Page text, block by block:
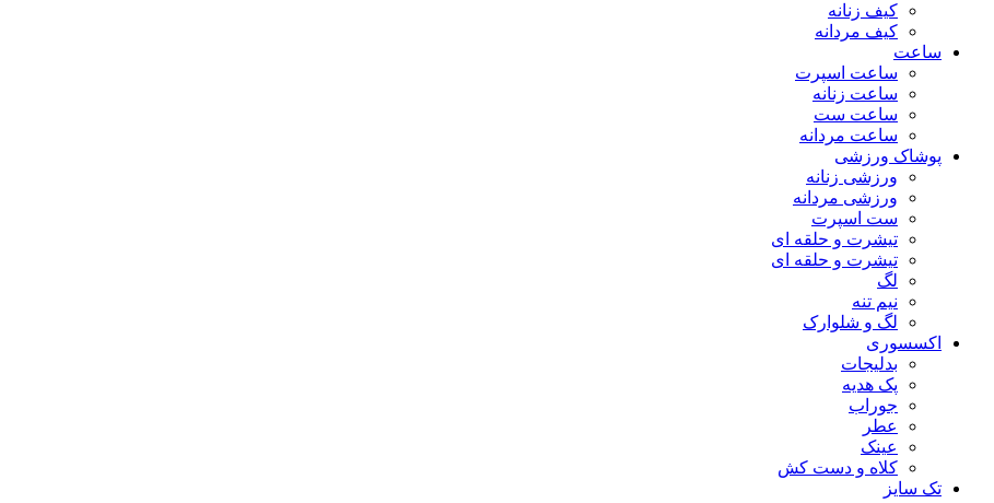
کیف زنانه
کیف مردانه
ساعت
ساعت اسپرت
ساعت زنانه
ساعت ست
ساعت مردانه
پوشاک ورزشی
ورزشی زنانه
ورزشی مردانه
ست اسپرت
تیشرت و حلقه ای
تیشرت و حلقه ای
لگ
نیم تنه
لگ و شلوارک
اکسسوری
بدلیجات
پک هدیه
جوراب
عطر
عینک
کلاه و دست کش
تک سایز